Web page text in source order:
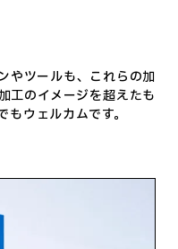
やツールも、これらの加
工のイメージを超えたも
ウェルカムです。